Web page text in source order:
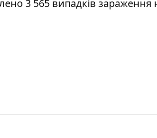
3 565 випадків зараження